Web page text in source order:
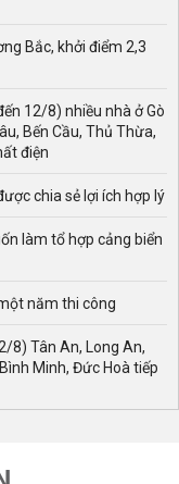
Bắc, khởi điểm 2,3
12/8) nhiều nhà ở Gò
Bến Cầu, Thủ Thừa,
điện
chia sẻ lợi ích hợp lý
làm tổ hợp cảng biển
năm thi công
8) Tân An, Long An,
Minh, Đức Hoà tiếp